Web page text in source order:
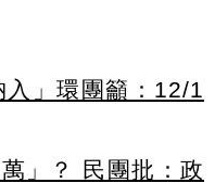
」環團籲：12/1
」？ 民團批：政